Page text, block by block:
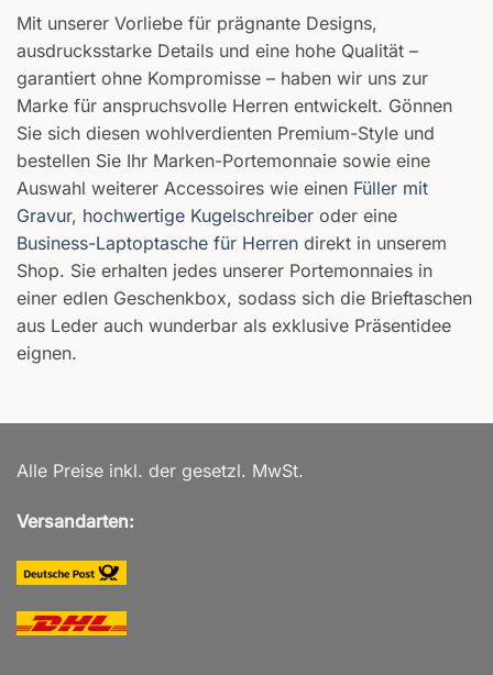
Mit unserer Vorliebe für prägnante Designs,
ausdrucksstarke Details und eine hohe Qualität –
garantiert ohne Kompromisse – haben wir uns zur
Marke für anspruchsvolle Herren entwickelt. Gönnen
Sie sich diesen wohlverdienten Premium-Style und
bestellen Sie Ihr Marken-Portemonnaie sowie eine
Auswahl weiterer Accessoires wie einen Füller mit
Gravur, hochwertige Kugelschreiber oder eine
Business-Laptoptasche für Herren direkt in unserem
Shop. Sie erhalten jedes unserer Portemonnaies in
einer edlen Geschenkbox, sodass sich die Brieftaschen
aus Leder auch wunderbar als exklusive Präsentidee
eignen.
Alle Preise inkl. der gesetzl. MwSt.
Versandarten: